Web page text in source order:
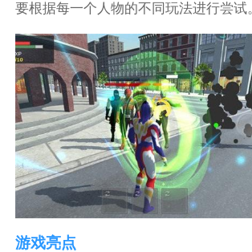
要根据每一个人物的不同玩法进行尝试
游戏亮点